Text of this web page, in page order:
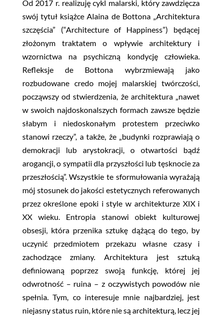
Od 2017 r. realizuję cykl malarski, który zawdzięcza
swój tytuł książce Alaina de Bottona „Architektura
szczęścia” (“Architecture of Happiness”) będącej
złożonym traktatem o wpływie architektury i
wzornictwa na psychiczną kondycję człowieka.
Refleksje de Bottona wybrzmiewają jako
rozbudowane credo mojej malarskiej twórczości,
począwszy od stwierdzenia, że architektura „nawet
w swoich najdoskonalszych formach zawsze będzie
słabym i niedoskonałym protestem przeciwko
stanowi rzeczy”, a także, że „budynki rozprawiają o
demokracji lub arystokracji, o otwartości bądź
arogancji, o sympatii dla przyszłości lub tęsknocie za
przeszłością”. Wszystkie te sformułowania wyrażają
mój stosunek do jakości estetycznych referowanych
przez określone epoki i style w architekturze XIX i
XX wieku. Entropia stanowi obiekt kulturowej
obsesji, która przenika sztukę dążącą do tego, by
uczynić przedmiotem przekazu własne czasy i
zachodzące zmiany. Architektura jest sztuką
definiowaną poprzez swoją funkcję, której jej
odwrotność – ruina – z oczywistych powodów nie
spełnia. Tym, co interesuje mnie najbardziej, jest
niejasny status ruin, które nie są architekturą, lecz jej